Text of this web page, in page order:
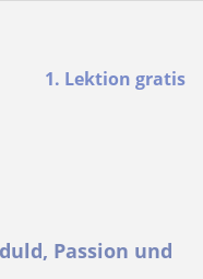
1. Lektion gratis
Passion und